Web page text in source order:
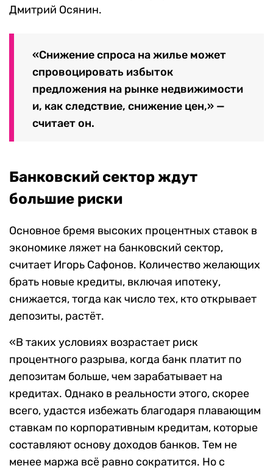
Дмитрий Осянин.
«Снижение спроса на жилье может
спровоцировать избыток
предложения на рынке недвижимости
и, как следствие, снижение цен,» —
считает он.
Банковский сектор ждут
большие риски
Основное бремя высоких процентных ставок в
экономике ляжет на банковский сектор,
считает Игорь Сафонов. Количество желающих
брать новые кредиты, включая ипотеку,
снижается, тогда как число тех, кто открывает
депозиты, растёт.
«В таких условиях возрастает риск
процентного разрыва, когда банк платит по
депозитам больше, чем зарабатывает на
кредитах. Однако в реальности этого, скорее
всего, удастся избежать благодаря плавающим
ставкам по корпоративным кредитам, которые
составляют основу доходов банков. Тем не
менее маржа всё равно сократится. Но с